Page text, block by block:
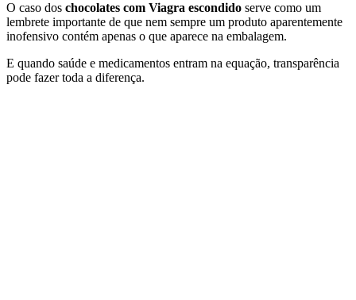
O caso dos chocolates com Viagra escondido serve como um
lembrete importante de que nem sempre um produto aparentemente
inofensivo contém apenas o que aparece na embalagem.
E quando saúde e medicamentos entram na equação, transparência
pode fazer toda a diferença.